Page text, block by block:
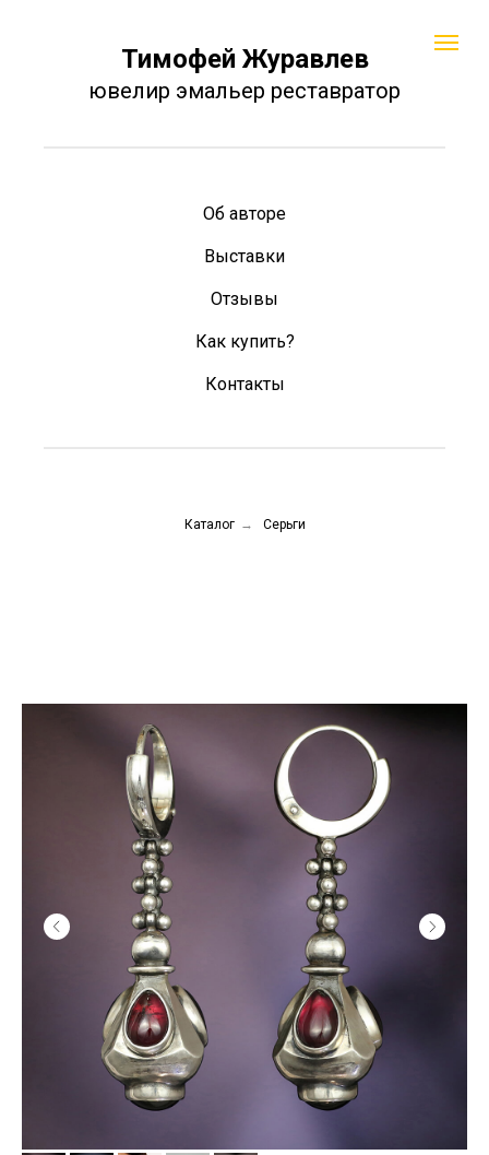
Тимофей Журавлев
ювелир эмальер реставратор
Об авторе
Выставки
Отзывы
Как купить?
Контакты
Каталог → Серьги